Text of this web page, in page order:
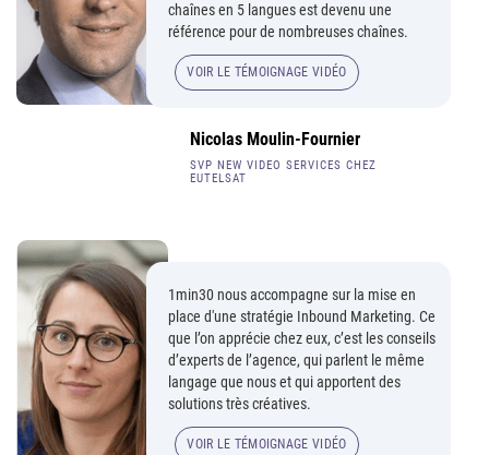
chaînes en 5 langues est devenu une
référence pour de nombreuses chaînes.
VOIR LE TÉMOIGNAGE VIDÉO
Nicolas Moulin-Fournier
SVP NEW VIDEO SERVICES CHEZ
EUTELSAT
1min30 nous accompagne sur la mise en
place d'une stratégie Inbound Marketing. Ce
que l’on apprécie chez eux, c’est les conseils
d’experts de l’agence, qui parlent le même
langage que nous et qui apportent des
solutions très créatives.
VOIR LE TÉMOIGNAGE VIDÉO